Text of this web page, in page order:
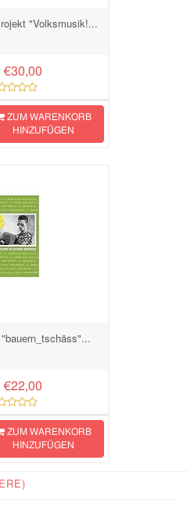
"Volksmusik!...
€30,00
ZUM WARENKORB
HINZUFÜGEN
€22,00
ZUM WARENKORB
HINZUFÜGEN